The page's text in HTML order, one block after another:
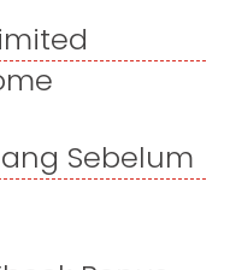
Sebelum